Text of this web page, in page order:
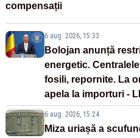
compensații
6 aug. 2026, 15:33
Bolojan anunță
energetic.
fosili, repornite. La
apela la importuri -
6 aug. 2026, 15:24
Miza uriașă a